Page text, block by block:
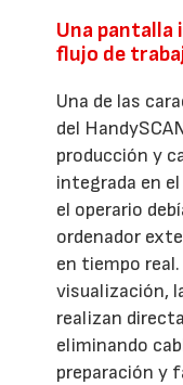
Una pantalla
flujo de
Una de las
del
producción y
integrada en
el operario
ordenador
en tiempo real.
visualización,
realizan
eliminando
preparación y